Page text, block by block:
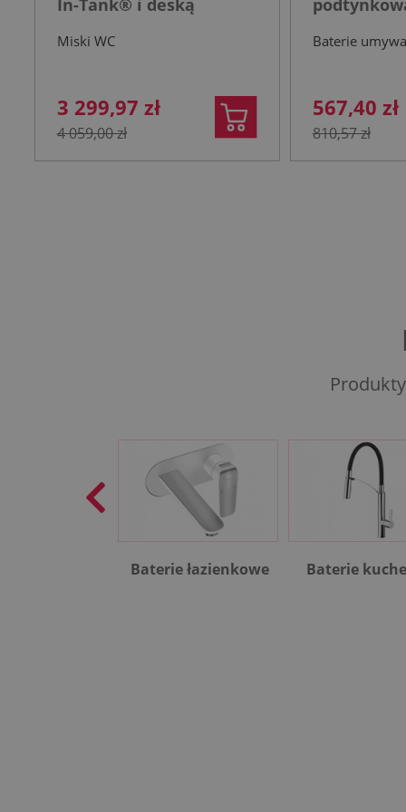
Miski WC
3 299,97 zł
4 059,00 zł
Baterie
567,40 zł
810,57 zł
Baterie łazienkowe Baterie